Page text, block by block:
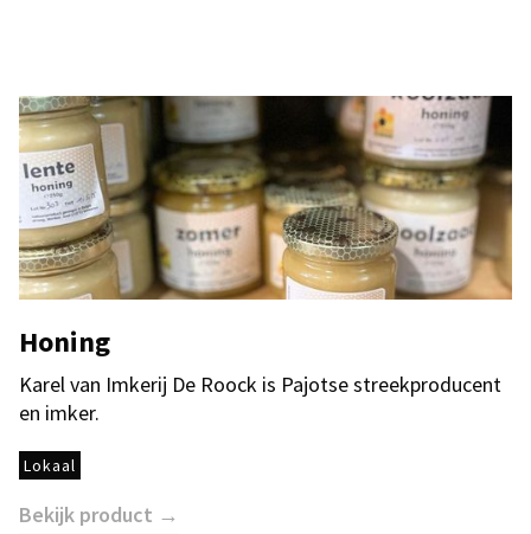
Honing
Karel van Imkerij De Roock is Pajotse streekproducent
en imker.
Lokaal
Bekijk product →